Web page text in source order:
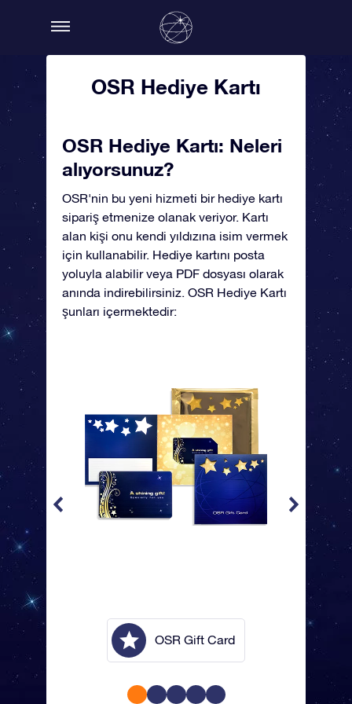
OSR Hediye Kartı
OSR Hediye Kartı: Neleri
alıyorsunuz?
OSR'nin bu yeni hizmeti bir hediye kartı
sipariş etmenize olanak veriyor. Kartı
alan kişi onu kendi yıldızına isim vermek
için kullanabilir. Hediye kartını posta
yoluyla alabilir veya PDF dosyası olarak
anında indirebilirsiniz. OSR Hediye Kartı
şunları içermektedir:
OSR Gift Card